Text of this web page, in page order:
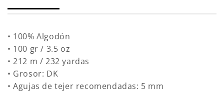
• 100% Algodón
• 100 gr / 3.5 oz
• 212 m / 232 yardas
• Grosor: DK
• Agujas de tejer recomendadas: 5 mm